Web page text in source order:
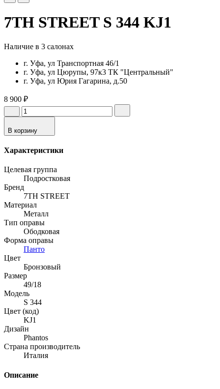
7TH STREET S 344 KJ1
Наличие в 3 салонах
г. Уфа, ул Транспортная 46/1
г. Уфа, ул Цюрупы, 97к3 ТК "Центральный"
г. Уфа, ул Юрия Гагарина, д.50
8 900 ₽
В корзину
Характеристики
Целевая группа
Подростковая
Бренд
7TH STREET
Материал
Металл
Тип оправы
Ободковая
Форма оправы
Панто
Цвет
Бронзовый
Размер
49/18
Модель
S 344
Цвет (код)
KJ1
Дизайн
Phantos
Страна производитель
Италия
Описание